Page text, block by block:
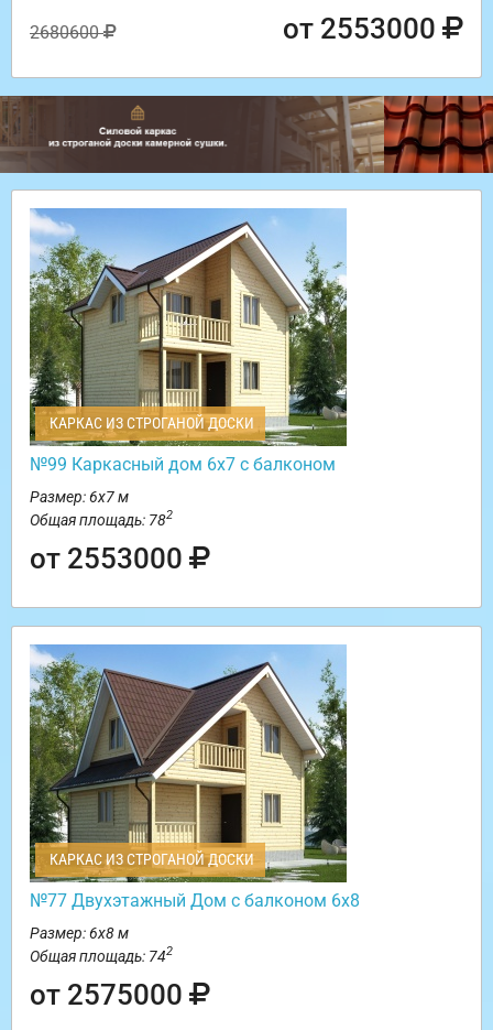
2680600 от 2553000
КАРКАС ИЗ СТРОГАНОЙ ДОСКИ
№99 Каркасный дом 6х7 с балконом
Размер: 6х7 м
Общая площадь: 782
от 2553000
КАРКАС ИЗ СТРОГАНОЙ ДОСКИ
№77 Двухэтажный Дом с балконом 6х8
Размер: 6х8 м
Общая площадь: 742
от 2575000